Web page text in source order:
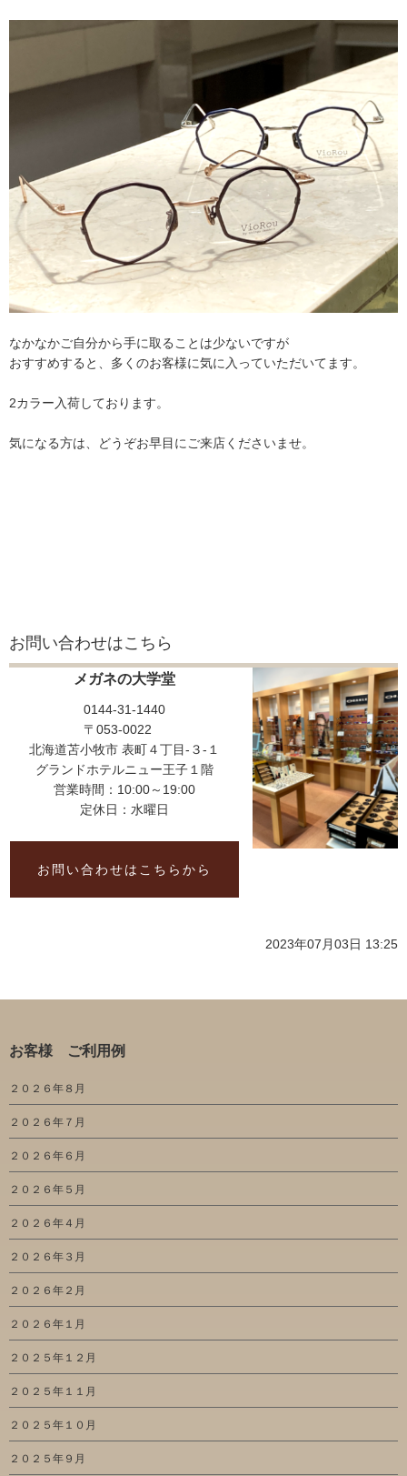
なかなかご自分から手に取ることは少ないですが
おすすめすると、多くのお客様に気に入っていただいてます。
2カラー入荷しております。
気になる方は、どうぞお早目にご来店くださいませ。
お問い合わせはこちら
メガネの大学堂
0144-31-1440
〒053-0022
北海道苫小牧市 表町４丁目-３-１
グランドホテルニュー王子１階
営業時間：10:00～19:00
定休日：水曜日
お問い合わせはこちらから
2023年07月03日 13:25
お客様 ご利用例
２０２６年８月
２０２６年７月
２０２６年６月
２０２６年５月
２０２６年４月
２０２６年３月
２０２６年２月
２０２６年１月
２０２５年１２月
２０２５年１１月
２０２５年１０月
２０２５年９月